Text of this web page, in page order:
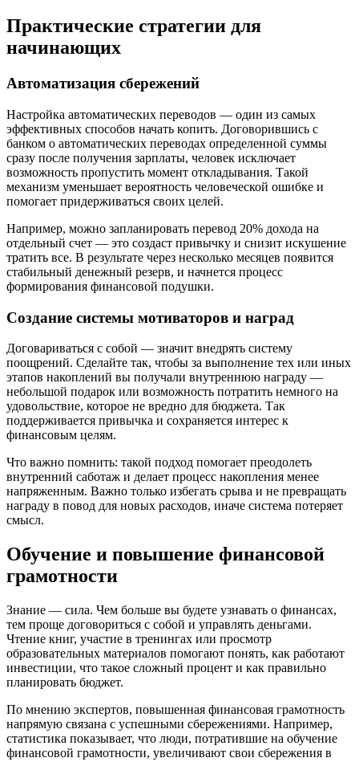
Практические стратегии для
начинающих
Автоматизация сбережений
Настройка автоматических переводов — один из самых
эффективных способов начать копить. Договорившись с
банком о автоматических переводах определенной суммы
сразу после получения зарплаты, человек исключает
возможность пропустить момент откладывания. Такой
механизм уменьшает вероятность человеческой ошибке и
помогает придерживаться своих целей.
Например, можно запланировать перевод 20% дохода на
отдельный счет — это создаст привычку и снизит искушение
тратить все. В результате через несколько месяцев появится
стабильный денежный резерв, и начнется процесс
формирования финансовой подушки.
Создание системы мотиваторов и наград
Договариваться с собой — значит внедрять систему
поощрений. Сделайте так, чтобы за выполнение тех или иных
этапов накоплений вы получали внутреннюю награду —
небольшой подарок или возможность потратить немного на
удовольствие, которое не вредно для бюджета. Так
поддерживается привычка и сохраняется интерес к
финансовым целям.
Что важно помнить: такой подход помогает преодолеть
внутренний саботаж и делает процесс накопления менее
напряженным. Важно только избегать срыва и не превращать
награду в повод для новых расходов, иначе система потеряет
смысл.
Обучение и повышение финансовой
грамотности
Знание — сила. Чем больше вы будете узнавать о финансах,
тем проще договориться с собой и управлять деньгами.
Чтение книг, участие в тренингах или просмотр
образовательных материалов помогают понять, как работают
инвестиции, что такое сложный процент и как правильно
планировать бюджет.
По мнению экспертов, повышенная финансовая грамотность
напрямую связана с успешными сбережениями. Например,
статистика показывает, что люди, потратившие на обучение
финансовой грамотности, увеличивают свои сбережения в